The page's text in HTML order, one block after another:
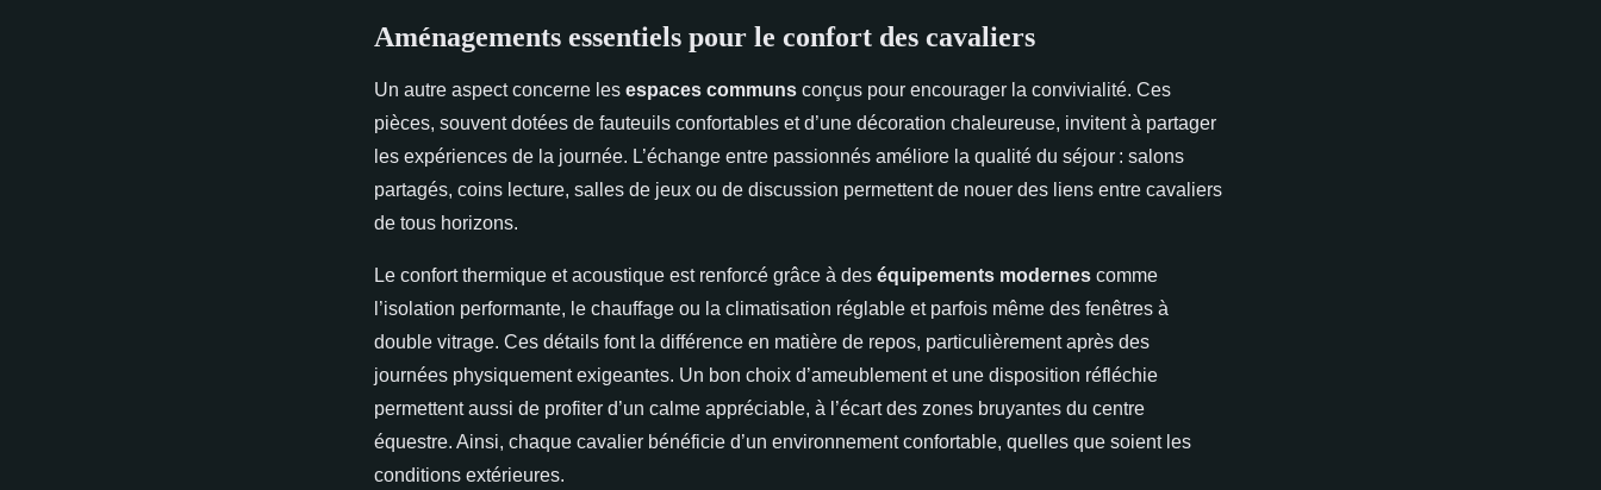
Aménagements essentiels pour le confort des cavaliers
Un autre aspect concerne les espaces communs conçus pour encourager la convivialité. Ces
pièces, souvent dotées de fauteuils confortables et d’une décoration chaleureuse, invitent à partager
les expériences de la journée. L’échange entre passionnés améliore la qualité du séjour : salons
partagés, coins lecture, salles de jeux ou de discussion permettent de nouer des liens entre cavaliers
de tous horizons.
Le confort thermique et acoustique est renforcé grâce à des équipements modernes comme
l’isolation performante, le chauffage ou la climatisation réglable et parfois même des fenêtres à
double vitrage. Ces détails font la différence en matière de repos, particulièrement après des
journées physiquement exigeantes. Un bon choix d’ameublement et une disposition réfléchie
permettent aussi de profiter d’un calme appréciable, à l’écart des zones bruyantes du centre
équestre. Ainsi, chaque cavalier bénéficie d’un environnement confortable, quelles que soient les
conditions extérieures.